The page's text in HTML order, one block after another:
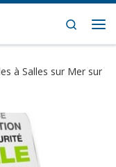
Search
à Salles sur Mer sur